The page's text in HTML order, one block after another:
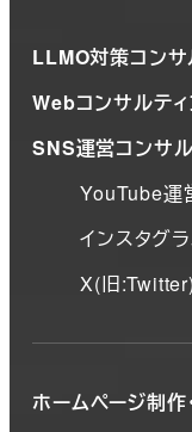
LLMO対策コンサ
Webコンサルテ
SNS運営コンサ
YouTube運
インスタグ
X(旧
ホームページ制作